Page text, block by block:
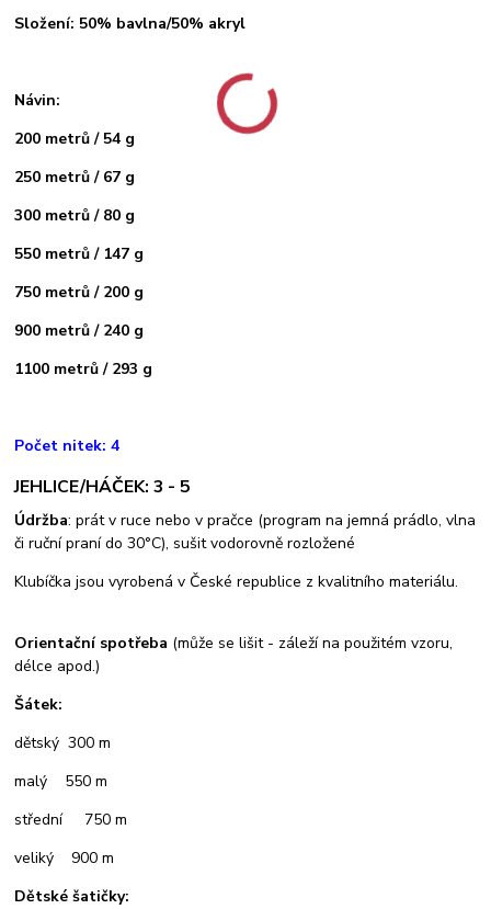
Složení: 50% bavlna/50% akryl
Návin:
200 metrů / 54 g
250 metrů / 67 g
300 metrů / 80 g
550 metrů / 147 g
750 metrů / 200 g
900 metrů / 240 g
1100 metrů / 293 g
Počet nitek: 4
JEHLICE/HÁČEK: 3 - 5
Údržba: prát v ruce nebo v pračce (program na jemná prádlo, vlna
či ruční praní do 30°C), sušit vodorovně rozložené
Klubíčka jsou vyrobená v České republice z kvalitního materiálu.
Orientační spotřeba (může se lišit - záleží na použitém vzoru,
délce apod.)
Šátek:
dětský 300 m
malý 550 m
střední 750 m
veliký 900 m
Dětské šatičky: